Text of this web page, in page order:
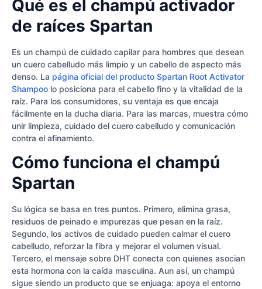
Qué es el champú activador
de raíces Spartan
Es un champú de cuidado capilar para hombres que desean
un cuero cabelludo más limpio y un cabello de aspecto más
denso. La página oficial del producto Spartan Root Activator
Shampoo lo posiciona para el cabello fino y la vitalidad de la
raíz. Para los consumidores, su ventaja es que encaja
fácilmente en la ducha diaria. Para las marcas, muestra cómo
unir limpieza, cuidado del cuero cabelludo y comunicación
contra el afinamiento.
Cómo funciona el champú
Spartan
Su lógica se basa en tres puntos. Primero, elimina grasa,
residuos de peinado e impurezas que pesan en la raíz.
Segundo, los activos de cuidado pueden calmar el cuero
cabelludo, reforzar la fibra y mejorar el volumen visual.
Tercero, el mensaje sobre DHT conecta con quienes asocian
esta hormona con la caída masculina. Aun así, un champú
sigue siendo un producto que se enjuaga: apoya el entorno